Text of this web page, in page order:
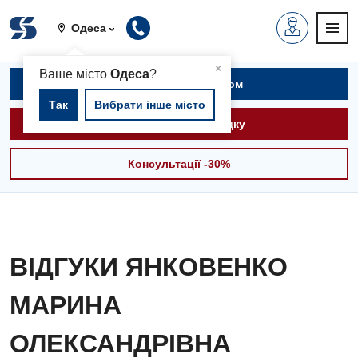
Одеса
×
Ваше містоОдеса?
Так Вибрати інше місто
Записатися на прийом
Викликати швидку
Консультації -30%
ВІДГУКИ ЯНКОВЕНКО
МАРИНА
ОЛЕКСАНДРІВНА